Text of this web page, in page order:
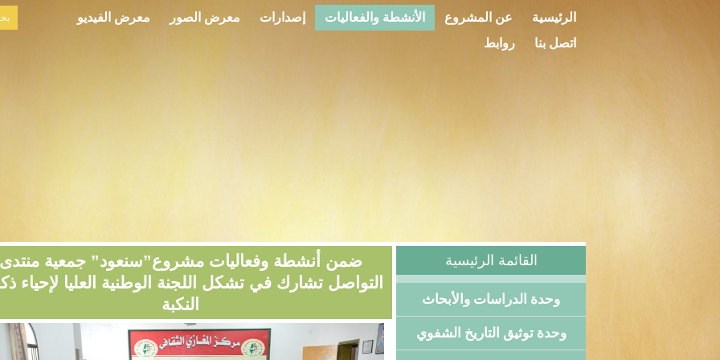
الرئيسية عن المشروع الأنشطة والفعاليات إصدارات معرض الصور
معرض الفيديو
اتصل بنا
روابط
القائمة الرئيسية
وحدة الدراسات والأبحاث
وحدة توثيق التاريخ الشفوي
ضمن أنشطة وفعاليات مشروع”سنعود” جمعية
التواصل تشارك في تشكل اللجنة الوطنية العليا لإحياء
النكبة